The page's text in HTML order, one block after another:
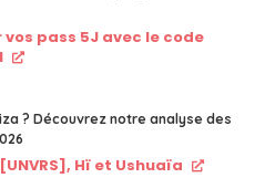
vos pass 5J avec le code
? Découvrez notre analyse des
Hï et Ushuaïa